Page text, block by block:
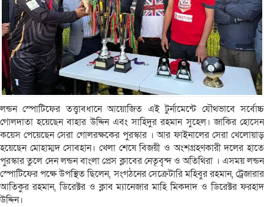
লন্ডন স্পোটিফের তত্ত্বাবধানে আয়োজিত এই টুর্নামেন্টে যৌথভাবে সর্বোচ্চ
গোলদাতা হয়েছেন বাহার উদ্দিন এবং সাহিদুর রহমান সুহেল। জাকির হোসেন
কয়েস পেয়েছেন সেরা গোলরক্ষকের পুরস্কার । আর ফাইনালের সেরা খেলোয়াড়
হয়েছেন মোহাম্মদ সোবহান। খেলা শেষে বিজয়ী ও অংশগ্রহণকারী দলের হাতে
পুরস্কার তুলে দেন লন্ডন বাংলা প্রেস ক্লাবের নেতৃবৃন্দ ও অতিথিরা । এসময় লন্ডন
স্পোটিফের পক্ষে উপস্থিত ছিলেন, সংগঠনের সেক্রেটারি মহিবুর রহমান, ট্রেজারার
আতিকুর রহমান, ডিরেক্টর ও ক্লাব ম‍্যানেজার মাহি মিকদাদ ও ডিরেক্টর ফরহাদ
উদ্দিন।